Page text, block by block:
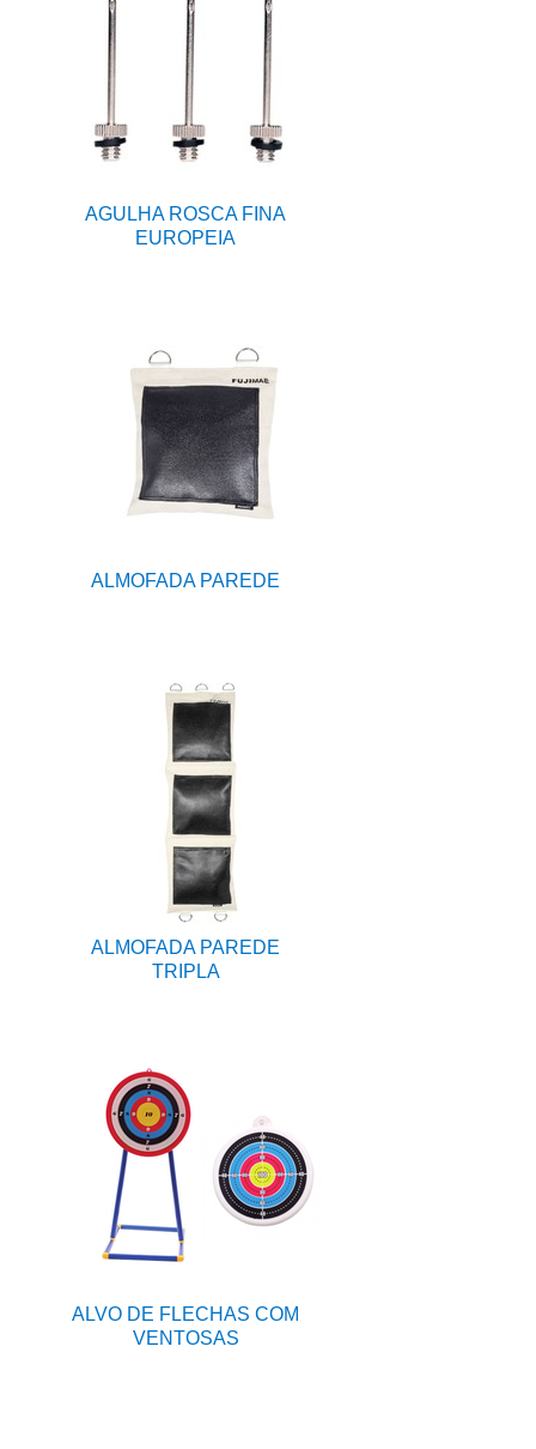
AGULHA ROSCA FINA
EUROPEIA
ALMOFADA PAREDE
ALMOFADA PAREDE
TRIPLA
ALVO DE FLECHAS COM
VENTOSAS